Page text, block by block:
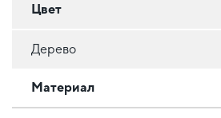
Цвет
Дерево
Материал